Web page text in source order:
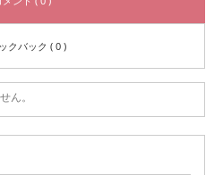
クバック ( 0 )
ん。